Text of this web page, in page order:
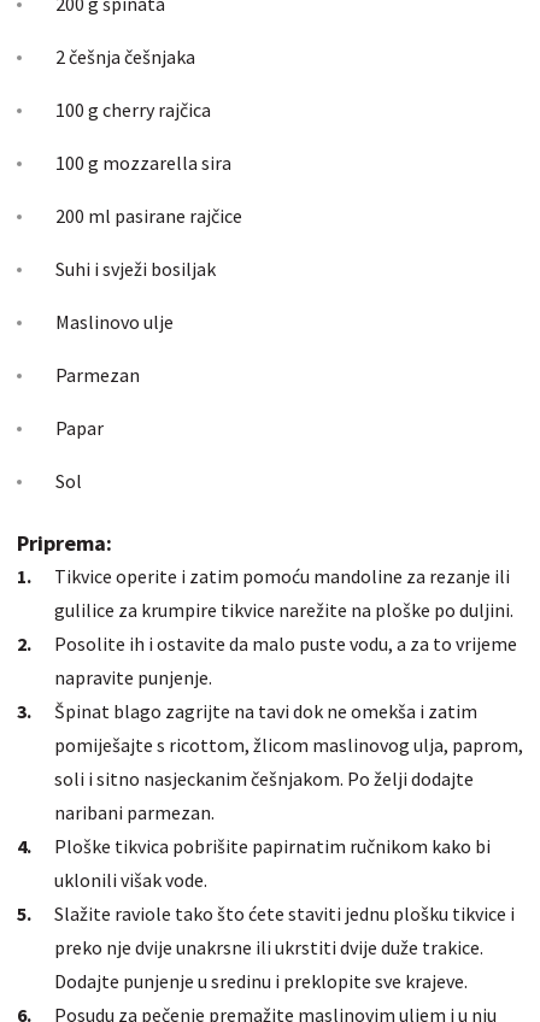
2 češnja češnjaka
100 g cherry rajčica
100 g mozzarella sira
200 ml pasirane rajčice
Suhi i svježi bosiljak
Maslinovo ulje
Parmezan
Papar
Sol
Priprema:
Tikvice operite i zatim pomoću mandoline za rezanje ili
gulilice za krumpire tikvice narežite na ploške po duljini.
Posolite ih i ostavite da malo puste vodu, a za to vrijeme
napravite punjenje.
Špinat blago zagrijte na tavi dok ne omekša i zatim
pomiješajte s ricottom, žlicom maslinovog ulja, paprom,
soli i sitno nasjeckanim češnjakom. Po želji dodajte
naribani parmezan.
Ploške tikvica pobrišite papirnatim ručnikom kako bi
uklonili višak vode.
Slažite raviole tako što ćete staviti jednu plošku tikvice i
preko nje dvije unakrsne ili ukrstiti dvije duže trakice.
Dodajte punjenje u sredinu i preklopite sve krajeve.
Posudu za pečenje premažite maslinovim uljem i u nju